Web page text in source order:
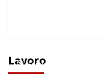
Lavoro
L’ingegnere
di un progetto
Filippo Cardinale